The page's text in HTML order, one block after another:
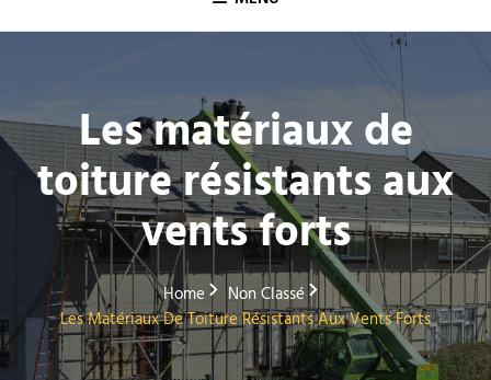
Les matériaux de
toiture résistants aux
vents forts
Home
Non Classé
Les Matériaux De Toiture Résistants Aux Vents Forts